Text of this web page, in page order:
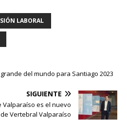
LABORAL
del mundo para Santiago 2023
SIGUIENTE
Valparaíso es el nuevo
Vertebral Valparaíso